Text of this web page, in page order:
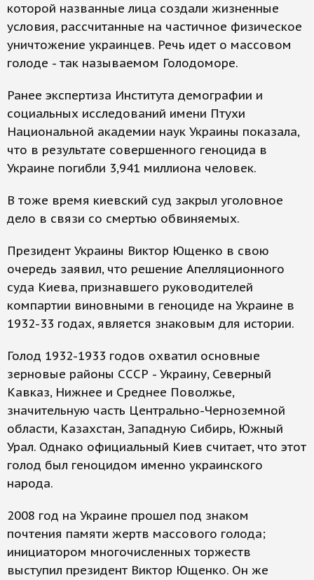
которой названные лица создали жизненные
условия, рассчитанные на частичное физическое
уничтожение украинцев. Речь идет о массовом
голоде - так называемом Голодоморе.
Ранее экспертиза Института демографии и
социальных исследований имени Птухи
Национальной академии наук Украины показала,
что в результате совершенного геноцида в
Украине погибли 3,941 миллиона человек.
В тоже время киевский суд закрыл уголовное
дело в связи со смертью обвиняемых.
Президент Украины Виктор Ющенко в свою
очередь заявил, что решение Апелляционного
суда Киева, признавшего руководителей
компартии виновными в геноциде на Украине в
1932-33 годах, является знаковым для истории.
Голод 1932-1933 годов охватил основные
зерновые районы СССР - Украину, Северный
Кавказ, Нижнее и Среднее Поволжье,
значительную часть Центрально-Черноземной
области, Казахстан, Западную Сибирь, Южный
Урал. Однако официальный Киев считает, что этот
голод был геноцидом именно украинского
народа.
2008 год на Украине прошел под знаком
почтения памяти жертв массового голода;
инициатором многочисленных торжеств
выступил президент Виктор Ющенко. Он же